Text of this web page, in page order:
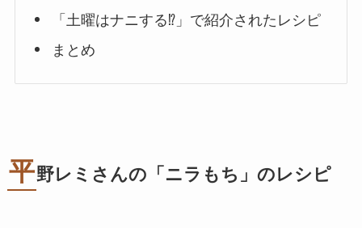
「土曜はナニする⁉」で紹介されたレシピ
まとめ
平野レミさんの「ニラもち」のレシピ